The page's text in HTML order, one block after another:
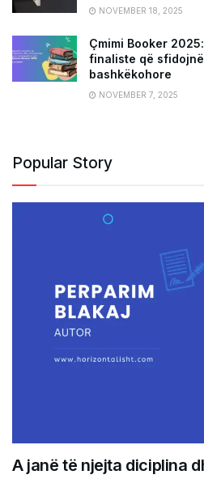
NOVEMBER 18, 2025
Çmimi Booker
finaliste që
bashkëkohore
NOVEMBER 7, 2025
Popular Story
A janë të njejta diciplina